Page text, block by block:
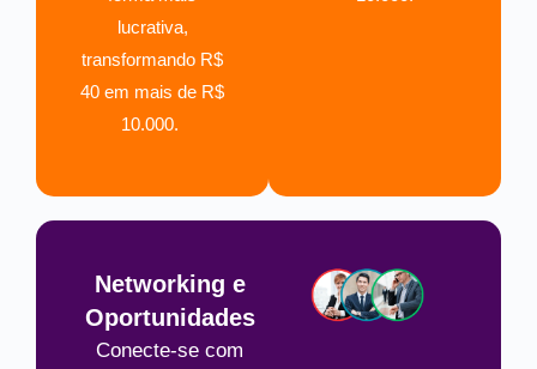
lucrativa,
transformando R$
40 em mais de R$
10.000.
Networking e
Oportunidades
Conecte-se com